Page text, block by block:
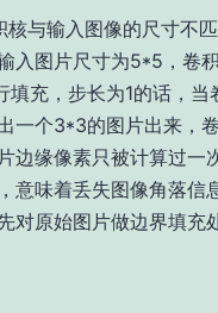
核与输入图像的尺寸不
入图片尺寸为5*5，卷
填充，步长为1的话，当
一个3*3的图片出来，
边缘像素只被计算过一
意味着丢失图像角落信
对原始图片做边界填充